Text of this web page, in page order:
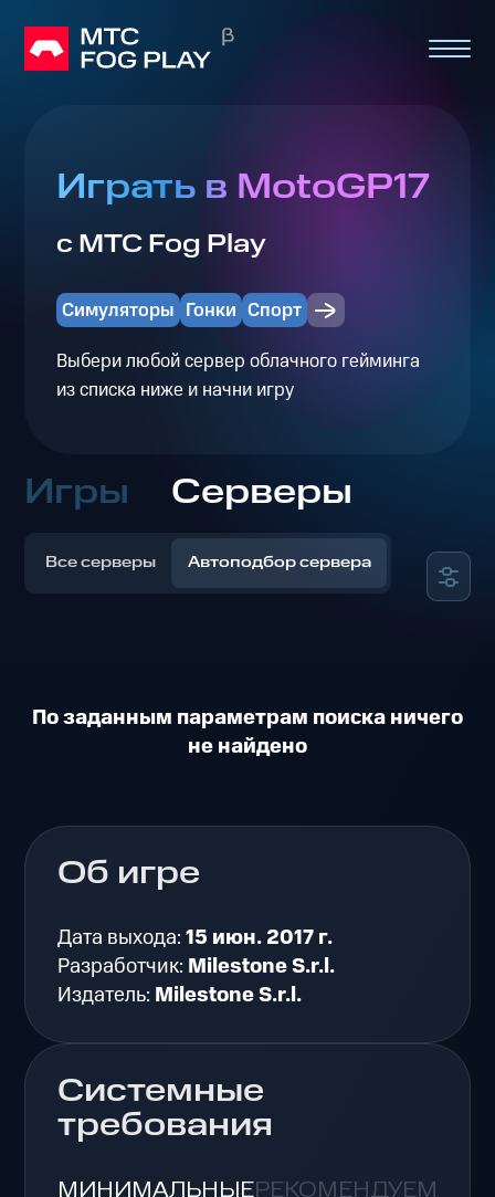
Играть в MotoGP17
с МТС Fog Play
Симуляторы Гонки Спорт
Выбери любой сервер облачного гейминга
из списка ниже и начни игру
Игры Серверы
Все серверы Автоподбор сервера
По заданным параметрам поиска ничего
не найдено
Об игре
Дата выхода:15 июн. 2017 г.
Разработчик: Milestone S.r.l.
Издатель: Milestone S.r.l.
Системные
требования
МИНИМАЛЬНЫЕРЕКОМЕНДУЕМЫЕ